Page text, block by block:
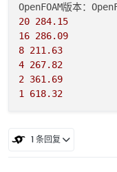
OpenFOAM版本：
20 284.15
16 286.09
8 211.63
4 267.82
2 361.69
1
618.32
1 条回复